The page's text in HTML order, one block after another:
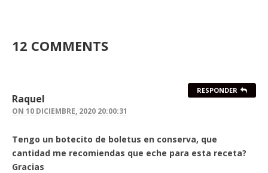
12 COMMENTS
Raquel
ON 10 DICIEMBRE, 2020 20:00:31
Tengo un botecito de boletus en conserva, que
cantidad me recomiendas que eche para esta receta?
Gracias
RESPONDER